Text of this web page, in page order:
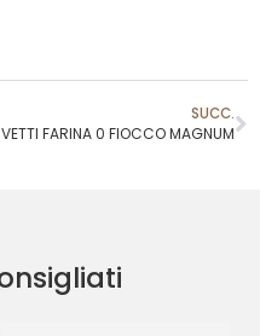
SUCC.
FARINA 0 FIOCCO MAGNUM